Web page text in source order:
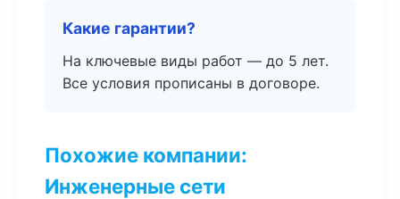
Какие гарантии?
На ключевые виды работ — до 5 лет.
Все условия прописаны в договоре.
Похожие компании:
Инженерные сети